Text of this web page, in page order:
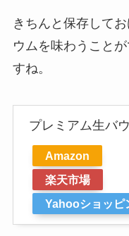
きちんと保存して
ウムを味わうこと
すね。
プレミアム生バ
Amazon
楽天市場
Yahooショッピ